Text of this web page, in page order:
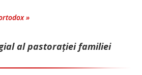
»
al pastorației familiei